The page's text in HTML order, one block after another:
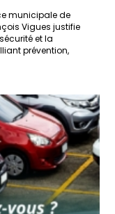
municipale de
Vigues justifie
et la
prévention,